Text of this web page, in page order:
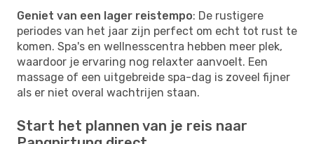
Geniet van een lager reistempo: De rustigere
periodes van het jaar zijn perfect om echt tot rust te
komen. Spa's en wellnesscentra hebben meer plek,
waardoor je ervaring nog relaxter aanvoelt. Een
massage of een uitgebreide spa-dag is zoveel fijner
als er niet overal wachtrijen staan.
Start het plannen van je reis naar